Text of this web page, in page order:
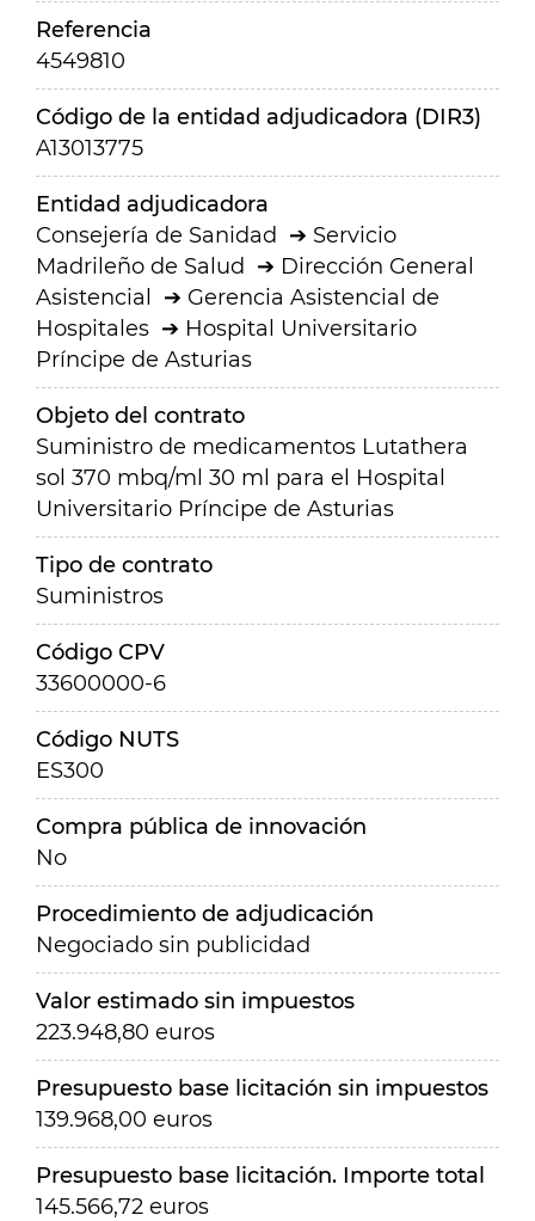
Referencia
4549810
Código de la entidad adjudicadora (DIR3)
A13013775
Entidad adjudicadora
Consejería de Sanidad
Servicio
Madrileño de Salud
Dirección General
Asistencial
Gerencia Asistencial de
Hospitales
Hospital Universitario
Príncipe de Asturias
Objeto del contrato
Suministro de medicamentos Lutathera
sol 370 mbq/ml 30 ml para el Hospital
Universitario Príncipe de Asturias
Tipo de contrato
Suministros
Código CPV
33600000-6
Código NUTS
ES300
Compra pública de innovación
No
Procedimiento de adjudicación
Negociado sin publicidad
Valor estimado sin impuestos
223.948,80 euros
Presupuesto base licitación sin impuestos
139.968,00 euros
Presupuesto base licitación. Importe total
145.566,72 euros